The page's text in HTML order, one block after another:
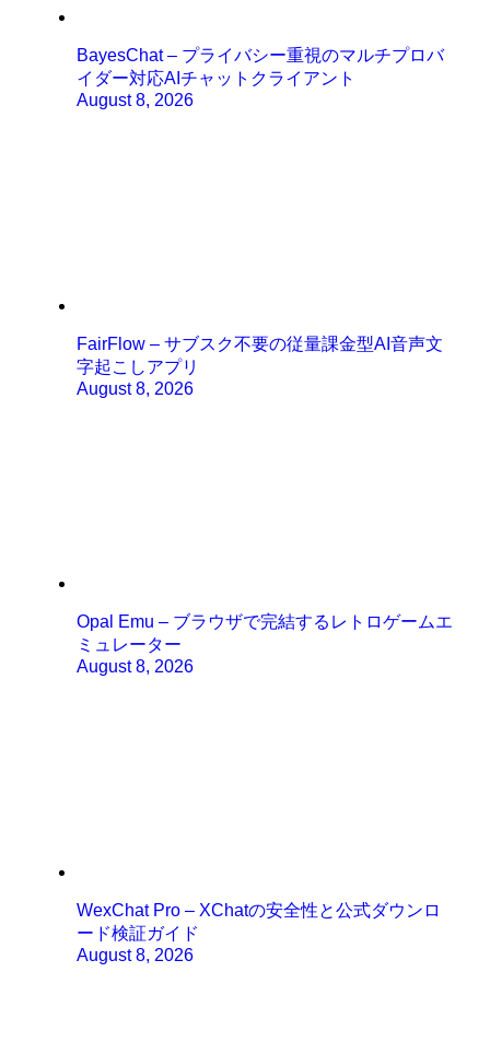
BayesChat – プライバシー重視のマルチプロバ
イダー対応AIチャットクライアント
August 8, 2026
FairFlow – サブスク不要の従量課金型AI音声文
字起こしアプリ
August 8, 2026
Opal Emu – ブラウザで完結するレトロゲームエ
ミュレーター
August 8, 2026
WexChat Pro – XChatの安全性と公式ダウンロ
ード検証ガイド
August 8, 2026